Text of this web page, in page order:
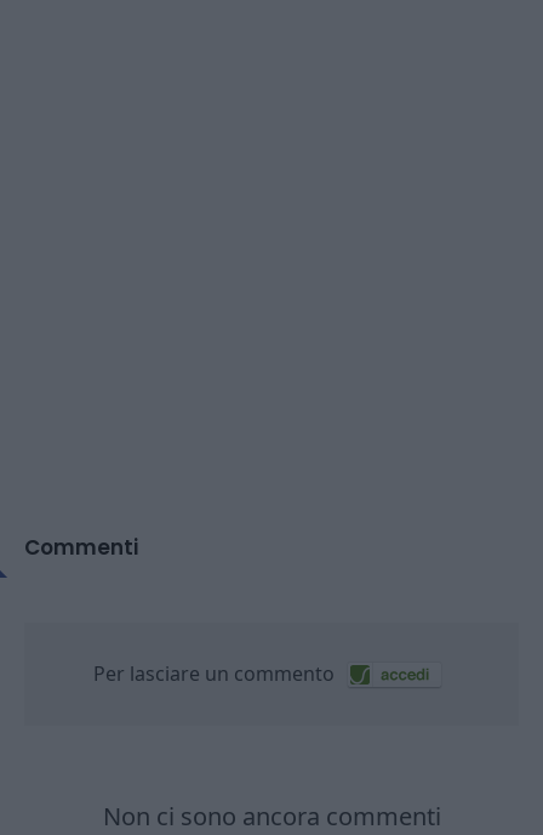
Commenti